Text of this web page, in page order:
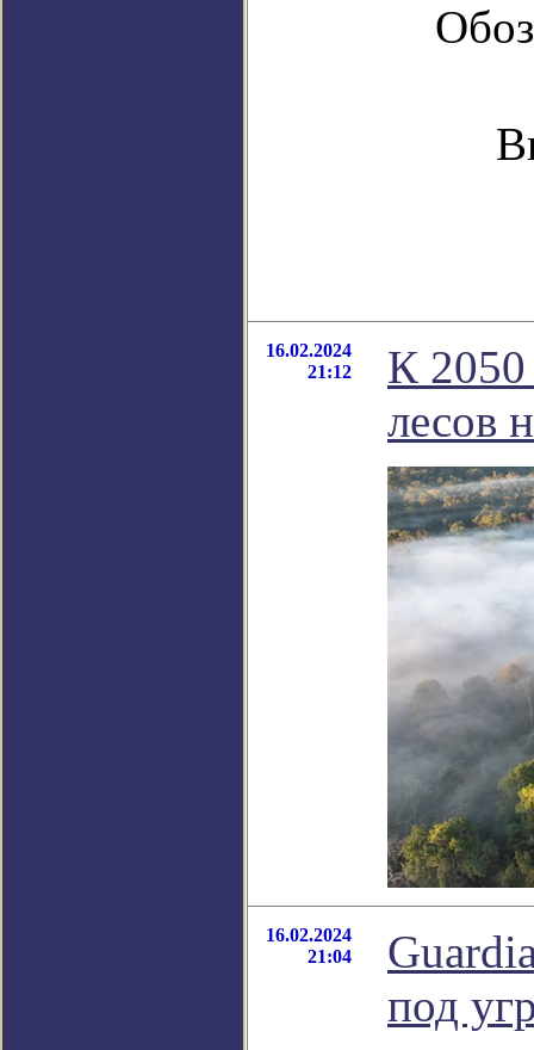
16.02.2024
21:12
К 2050
лесов
16.02.2024
21:04
под